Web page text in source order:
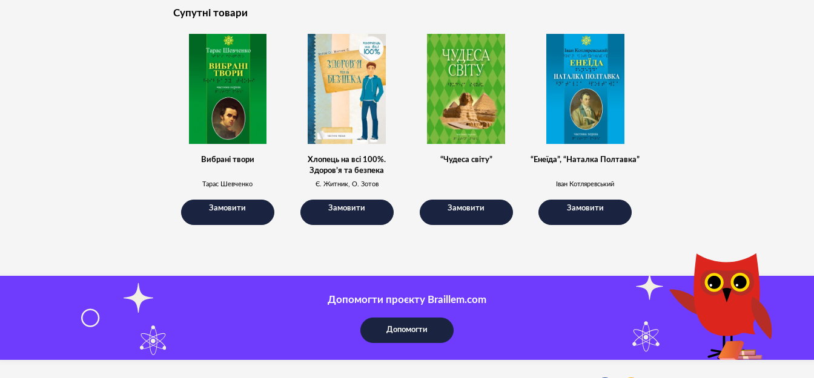
Супутні товари
Вибрані твори
Тарас Шевченко
Замовити
Хлопець на всі 100%.
Здоров’я та безпека
Є. Житник, О. Зотов
Замовити
“Чудеса світу”
Замовити
“Енеїда”, “Наталка Полтавка”
Іван Котляревський
Замовити
Допомогти проєкту Braillem.com
Допомогти